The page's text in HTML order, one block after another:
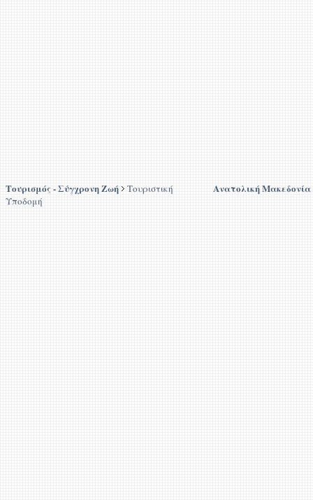
Τουρισμός - Σύγχρονη Ζωή
Τουριστική
Υποδομή
Ανατολική